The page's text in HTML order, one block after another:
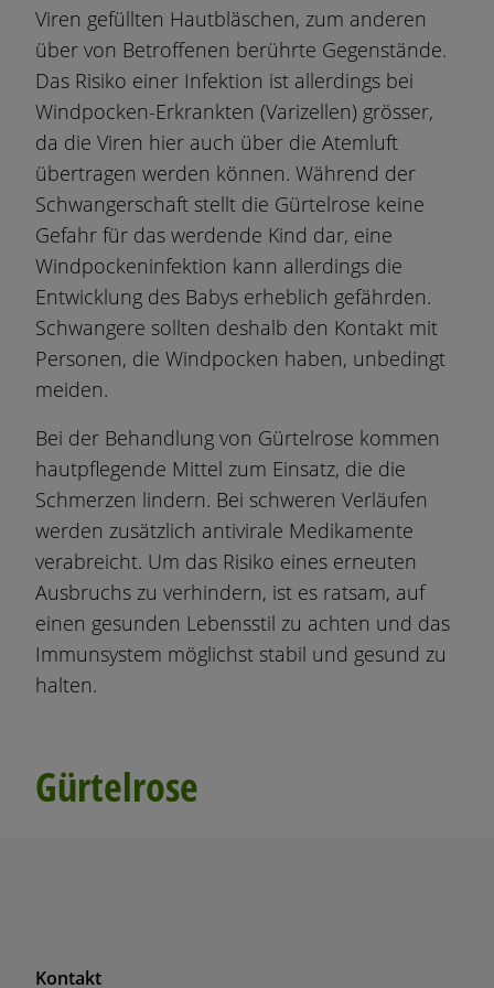
Viren gefüllten Hautbläschen, zum anderen
über von Betroffenen berührte Gegenstände.
Das Risiko einer Infektion ist allerdings bei
Windpocken-Erkrankten (Varizellen) grösser,
da die Viren hier auch über die Atemluft
übertragen werden können. Während der
Schwangerschaft stellt die Gürtelrose keine
Gefahr für das werdende Kind dar, eine
Windpockeninfektion kann allerdings die
Entwicklung des Babys erheblich gefährden.
Schwangere sollten deshalb den Kontakt mit
Personen, die Windpocken haben, unbedingt
meiden.
Bei der Behandlung von Gürtelrose kommen
hautpflegende Mittel zum Einsatz, die die
Schmerzen lindern. Bei schweren Verläufen
werden zusätzlich antivirale Medikamente
verabreicht. Um das Risiko eines erneuten
Ausbruchs zu verhindern, ist es ratsam, auf
einen gesunden Lebensstil zu achten und das
Immunsystem möglichst stabil und gesund zu
halten.
Gürtelrose
F
Kontakt